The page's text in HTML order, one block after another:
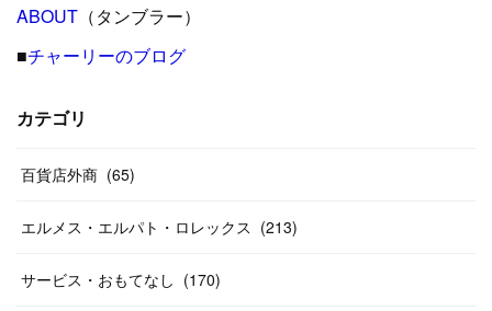
(24)
(8 )
(17
(12)
(12)
19)
(13
(14)
(26)
27)
(29
(24)
(26
(31)
31
(26
(20)
(14
(46
( 23)
40
(55
(38)
(20
(31
( 42)
(33
(46)
(20
ABOUT （タンブラー）
■チャーリーのブログ
カテゴリ
百貨店外商 (65)
エルメス・エルパト・ロレックス (213)
サービス・おもてなし (170)